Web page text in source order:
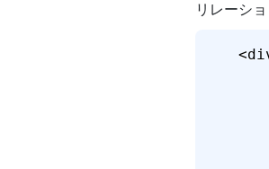
リレーシ